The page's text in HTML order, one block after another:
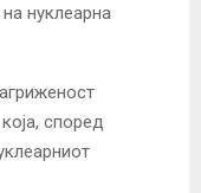
нуклеарна
според